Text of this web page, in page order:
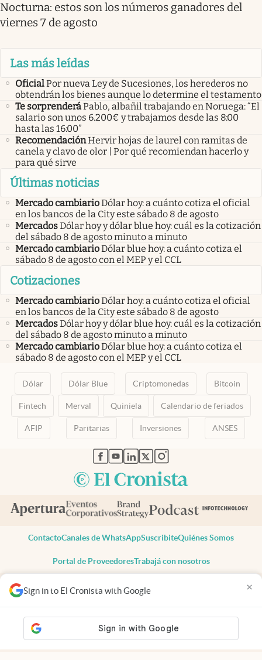
Sign in to El Cronista with Google ×
Nocturna: estos son los números ganadores del
viernes 7 de agosto
Las más leídas
OficialPor nueva Ley de Sucesiones, los herederos no
obtendrán los bienes aunque lo determine el testamento
Te sorprenderáPablo, albañil trabajando en Noruega: “El
salario son unos 6.200€ y trabajamos desde las 8:00
hasta las 16:00”
RecomendaciónHervir hojas de laurel con ramitas de
canela y clavo de olor | Por qué recomiendan hacerlo y
para qué sirve
Últimas noticias
Mercado cambiarioDólar hoy: a cuánto cotiza el oficial
en los bancos de la City este sábado 8 de agosto
MercadosDólar hoy y dólar blue hoy: cuál es la cotización
del sábado 8 de agosto minuto a minuto
Mercado cambiarioDólar blue hoy: a cuánto cotiza el
sábado 8 de agosto con el MEP y el CCL
Cotizaciones
Mercado cambiarioDólar hoy: a cuánto cotiza el oficial
en los bancos de la City este sábado 8 de agosto
MercadosDólar hoy y dólar blue hoy: cuál es la cotización
del sábado 8 de agosto minuto a minuto
Mercado cambiarioDólar blue hoy: a cuánto cotiza el
sábado 8 de agosto con el MEP y el CCL
Dólar Dólar Blue Criptomonedas Bitcoin
Fintech Merval Quiniela Calendario de feriados
AFIP Paritarias Inversiones ANSES
abre en nueva pestaña
abre en nueva pestaña
abre en nueva pestaña
abre en nueva pestaña
abre en nueva pestaña
ContactoCanales de WhatsAppSuscribiteQuiénes Somos
Portal de ProveedoresTrabajá con nosotros
Todos los derechos reservados
Privacidad
Consentimiento
Tel:+54 11 7078-3270